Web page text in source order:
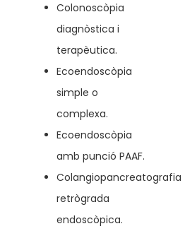
Colonoscòpia
diagnòstica i
terapèutica.
Ecoendoscòpia
simple o
complexa.
Ecoendoscòpia
amb punció PAAF.
Colangiopancreatografia
retrògrada
endoscòpica.